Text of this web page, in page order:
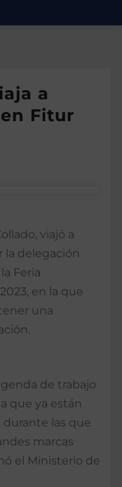
a
Fitur
viajó a
la delegación
Feria
en la que
una
de trabajo
que ya están
durante las que
marcas
el Ministerio de